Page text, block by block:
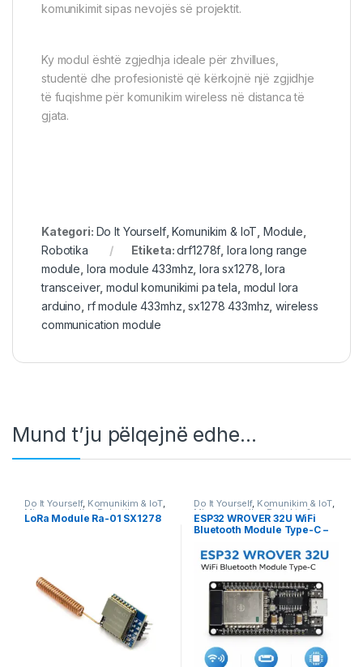
komunikimit sipas nevojës së projektit.
Ky modul është zgjedhja ideale për zhvillues,
studentë dhe profesionistë që kërkojnë një zgjidhje
të fuqishme për komunikim wireless në distanca të
gjata.
Kategori: Do It Yourself,Komunikim & IoT,Module,
Robotika
Etiketa:drf1278f, lora long range
module, lora module 433mhz,lora sx1278,lora
transceiver,modul komunikimi pa tela, modul lora
arduino, rf module 433mhz,sx1278 433mhz,wireless
communication module
Mund t’ju pëlqejnë edhe…
Do It Yourself, Komunikim & IoT,
Microcontroller ,Robotika
LoRa Module Ra-01 SX1278
Do It Yourself, Komunikim & IoT,
Microcontroller,Projekte &
Starter Kit,Robotika
ESP32 WROVER 32U WiFi
Bluetooth Module Type-C –